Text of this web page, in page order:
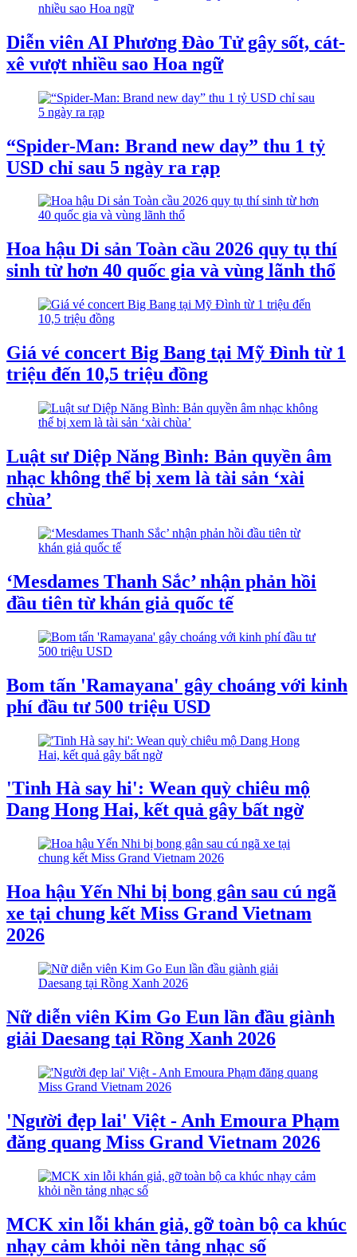
Diễn viên AI Phương Đào Tử gây sốt, cát-
xê vượt nhiều sao Hoa ngữ
“Spider-Man: Brand new day” thu 1 tỷ
USD chỉ sau 5 ngày ra rạp
Hoa hậu Di sản Toàn cầu 2026 quy tụ thí
sinh từ hơn 40 quốc gia và vùng lãnh thổ
Giá vé concert Big Bang tại Mỹ Đình từ 1
triệu đến 10,5 triệu đồng
Luật sư Diệp Năng Bình: Bản quyền âm
nhạc không thể bị xem là tài sản ‘xài
chùa’
‘Mesdames Thanh Sắc’ nhận phản hồi
đầu tiên từ khán giả quốc tế
Bom tấn 'Ramayana' gây choáng với kinh
phí đầu tư 500 triệu USD
'Tinh Hà say hi': Wean quỳ chiêu mộ
Dang Hong Hai, kết quả gây bất ngờ
Hoa hậu Yến Nhi bị bong gân sau cú ngã
xe tại chung kết Miss Grand Vietnam
2026
Nữ diễn viên Kim Go Eun lần đầu giành
giải Daesang tại Rồng Xanh 2026
'Người đẹp lai' Việt - Anh Emoura Phạm
đăng quang Miss Grand Vietnam 2026
MCK xin lỗi khán giả, gỡ toàn bộ ca khúc
nhạy cảm khỏi nền tảng nhạc số